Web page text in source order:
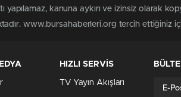
kanuna aykırı ve izinsiz olarak
www.bursahaberleri.org tercih ettiğiniz
HIZLI SERVİS
TV Yayın Akışları